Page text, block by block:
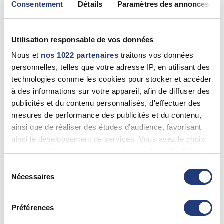
Consentement Détails Paramètres des annonces
Utilisation responsable de vos données
Nous et nos 1022 partenaires traitons vos données
personnelles, telles que votre adresse IP, en utilisant des
technologies comme les cookies pour stocker et accéder
à des informations sur votre appareil, afin de diffuser des
publicités et du contenu personnalisés, d'effectuer des
mesures de performance des publicités et du contenu,
ainsi que de réaliser des études d’audience, favorisant
ainsi le développement de services. Vous avez le choix
tout moment en consultant la Déclaration relative aux
cookies ou en cliquant sur l'icône de confidentialité.
Si vous le permettez, nous aimerions également :
Nécessaires
Préférences
Jean Claude DUGNE
Dampierre-Sur-Linotte (70230)
06 13 02 44 33
70 - Haute-Saône
SYLVIE MARIOTTE
Luxeuil-Les-Bains (70300)
0384937817